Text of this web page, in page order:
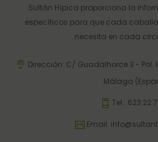
Sultán Hípica proporciona la
específicos para que cada
necesita en cada
Dirección: C/ Guadalhorce 3 - Pol.
Málaga
Tel.: 623 22
Email: